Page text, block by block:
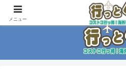
コストコ大好き家族がイ
メニュー